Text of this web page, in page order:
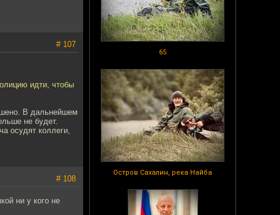
65
Остров Сахалин, река Найба
# 107
идти, чтобы
В дальнейшем
не будет.
осудят коллеги,
# 108
ни у кого не